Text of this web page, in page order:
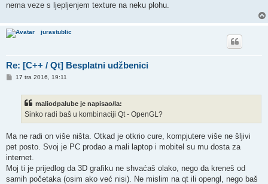
nema veze s ljepljenjem texture na neku plohu.
jurastublic
Re: [C++ / Qt] Besplatni udžbenici
P17 tra 2016, 19:11
maliodpalube je napisao/la:
Sinko radi baš u kombinaciji Qt - OpenGL?
Ma ne radi on više ništa. Otkad je otkrio cure, kompjutere više ne šljivi
pet posto. Svoj je PC prodao a mali laptop i mobitel su mu dosta za
internet.
Moj ti je prijedlog da 3D grafiku ne shvaćaš olako, nego da kreneš od
samih početaka (osim ako već nisi). Ne mislim na qt ili opengl, nego baš